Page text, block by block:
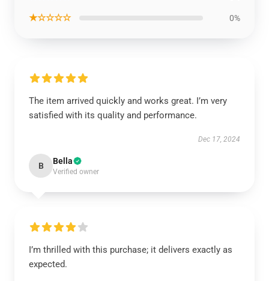
★☆☆☆☆ 0%
The item arrived quickly and works great. I’m very
satisfied with its quality and performance.
Dec 17, 2024
B Bella
Verified owner
I’m thrilled with this purchase; it delivers exactly as
expected.